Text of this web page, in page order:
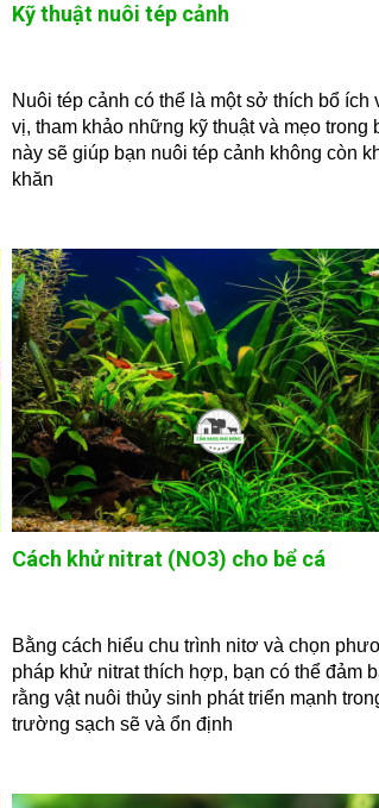
Kỹ thuật nuôi tép cảnh
Nuôi tép cảnh có thể là một sở thích bổ ích
vị, tham khảo những kỹ thuật và mẹo trong
này sẽ giúp bạn nuôi tép cảnh không còn
khăn
Cách khử nitrat (NO3) cho bể cá
Bằng cách hiểu chu trình nitơ và chọn
pháp khử nitrat thích hợp, bạn có thể đảm
rằng vật nuôi thủy sinh phát triển mạnh
trường sạch sẽ và ổn định